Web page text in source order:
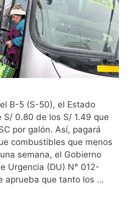
B-5 (S-50), el Estado
S/ 0.80 de los S/ 1.49 que
por galón. Así, pagará
combustibles que menos
semana, el Gobierno
Urgencia (DU) N° 012-
aprueba que tanto los …